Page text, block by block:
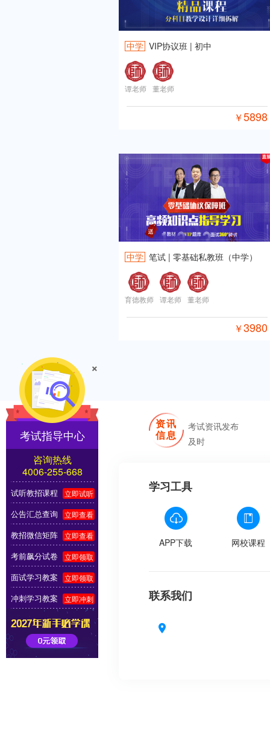
中学 VIP协议班 | 初中
谭老师 董老师
￥5898
中学 笔试 | 零基础私教班（中学）
育德教师 谭老师 董老师
￥3980
资讯
信息
考试资讯发布
及时
学习工具
APP下载 网校课程
联系我们
考试指导中心
咨询热线
4006-255-668
试听教招课程 立即试听
公告汇总查询 立即查看
教招微信矩阵 立即查看
考前飙分试卷 立即领取
面试学习教案 立即领取
冲刺学习教案 立即冲刺
×